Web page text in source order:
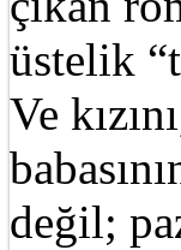
üstelik
Ve
değil;